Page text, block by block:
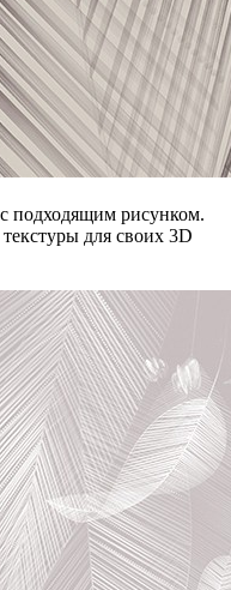
подходящим рисунком.
для своих 3D